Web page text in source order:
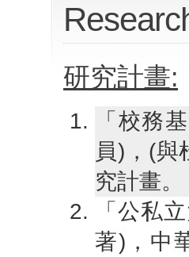
研究計畫:
「校務
員)，(與
究計畫。
「公私
著)，中